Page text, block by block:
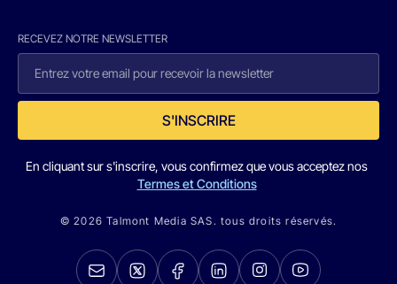
RECEVEZ NOTRE NEWSLETTER
S'INSCRIRE
En cliquant sur s'inscrire, vous confirmez que vous acceptez nos
Termes et Conditions
© 2026 Talmont Media SAS. tous droits réservés.